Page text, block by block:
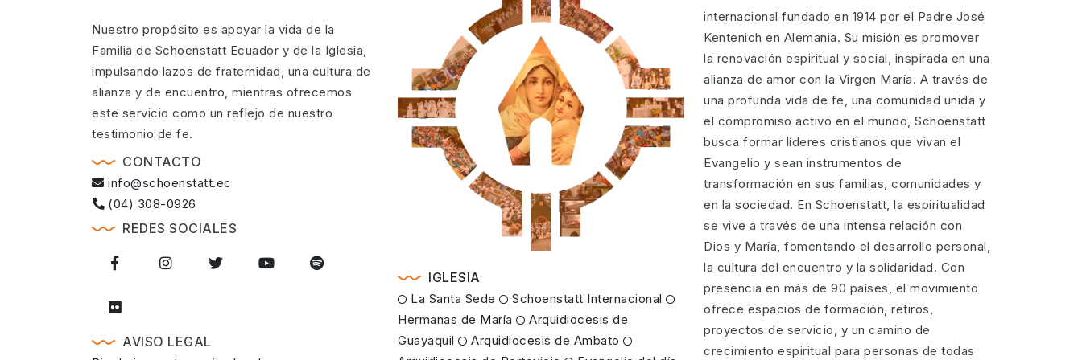
Nuestro propósito es apoyar la vida de la
Familia de Schoenstatt Ecuador y de la Iglesia,
impulsando lazos de fraternidad, una cultura de
alianza y de encuentro, mientras ofrecemos
este servicio como un reflejo de nuestro
testimonio de fe.
CONTACTO
info@schoenstatt.ec
(04) 308-0926
REDES SOCIALES
AVISO LEGAL
IGLESIA
La Santa Sede
Schoenstatt Internacional
Hermanas de María
Arquidiocesis de
Guayaquil
Arquidiocesis de Ambato
internacional fundado en 1914 por el Padre José
Kentenich en Alemania. Su misión es promover
la renovación espiritual y social, inspirada en una
alianza de amor con la Virgen María. A través de
una profunda vida de fe, una comunidad unida y
el compromiso activo en el mundo, Schoenstatt
busca formar líderes cristianos que vivan el
Evangelio y sean instrumentos de
transformación en sus familias, comunidades y
en la sociedad. En Schoenstatt, la espiritualidad
se vive a través de una intensa relación con
Dios y María, fomentando el desarrollo personal,
la cultura del encuentro y la solidaridad. Con
presencia en más de 90 países, el movimiento
ofrece espacios de formación, retiros,
proyectos de servicio, y un camino de
crecimiento espiritual para personas de todas